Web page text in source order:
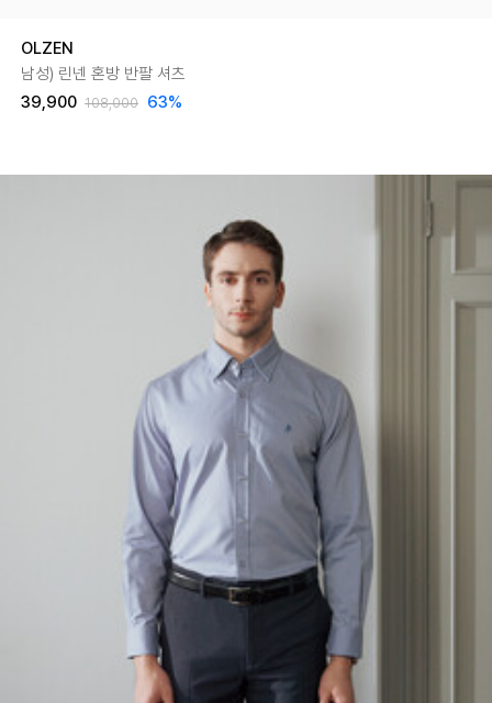
OLZEN
남성) 린넨 혼방 반팔 셔츠
39,900 108,000 63%